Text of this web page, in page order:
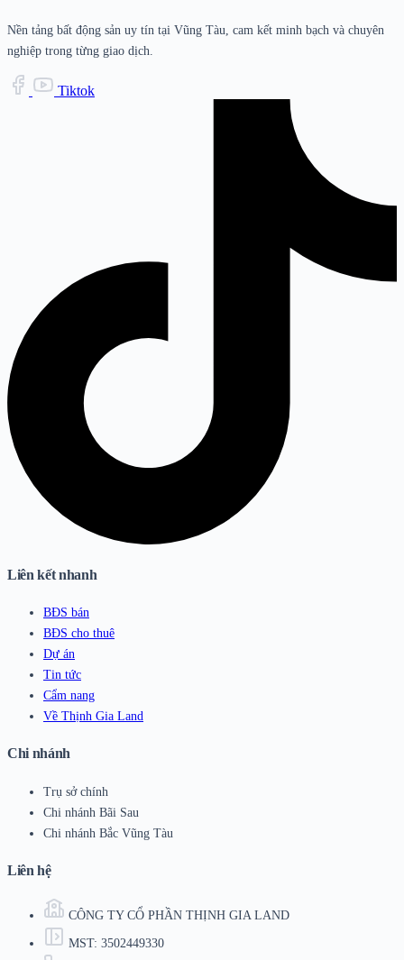
Nền tảng bất động sản uy tín tại Vũng Tàu, cam kết minh bạch và chuyên
nghiệp trong từng giao dịch.
Tiktok
Liên kết nhanh
BĐS bán
BĐS cho thuê
Dự án
Tin tức
Cẩm nang
Về Thịnh Gia Land
Chi nhánh
Trụ sở chính
Chi nhánh Bãi Sau
Chi nhánh Bắc Vũng Tàu
Liên hệ
CÔNG TY CỔ PHẦN THỊNH GIA LAND
MST: 3502449330